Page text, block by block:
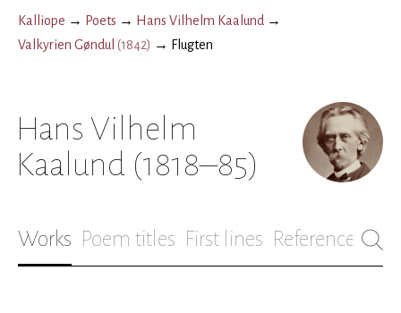
Kalliope → Poets → Hans Vilhelm Kaalund →
Valkyrien Gøndul (1842) → Flugten
Hans Vilhelm
Kaalund (1818–85)
Works Poem titles First lines References